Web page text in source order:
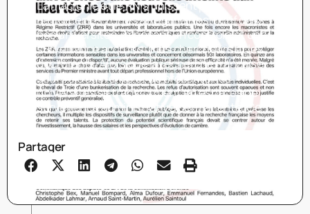
La macronie et le RN s’unissent pour
renforcer les Zones à Régime Restrictif dans
nos universités, imposant un contrôle et une
surveillance accrus sur les chercheurs et les
doctorants. Alors que la recherche française
souffre d’austérité et de précarité, les
universités se transforment en espaces de
surveillance administrative permanente. Ce
Partager